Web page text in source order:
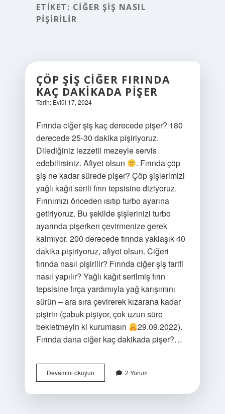
ETIKET: CIĞER ŞIŞ NASIL
PIŞIRILIR
ÇÖP ŞIŞ CIĞER FIRINDA
KAÇ DAKIKADA PIŞER
Tarih: Eylül 17, 2024
Fırında ciğer şiş kaç derecede pişer? 180
derecede 25-30 dakika pişiriyoruz.
Dilediğiniz lezzetli mezeyle servis
edebilirsiniz. Afiyet olsun
. Fırında çöp
şiş ne kadar sürede pişer? Çöp şişlerimizi
yağlı kağıt serili fırın tepsisine diziyoruz.
Fırınımızı önceden ısıtıp turbo ayarına
getiriyoruz. Bu şekilde şişlerinizi turbo
ayarında pişerken çevirmenize gerek
kalmıyor. 200 derecede fırında yaklaşık 40
dakika pişiriyoruz, afiyet olsun. Ciğeri
fırında nasıl pişirilir? Fırında ciğer şiş tarifi
nasıl yapılır? Yağlı kağıt serilmiş fırın
tepsisine fırça yardımıyla yağ karışımını
sürün – ara sıra çevirerek kızarana kadar
pişirin (çabuk pişiyor, çok uzun süre
bekletmeyin ki kurumasın
29.09.2022).
Fırında dana ciğer kaç dakikada pişer?…
Devamını okuyunÇöp
Şiş
2 Yorum